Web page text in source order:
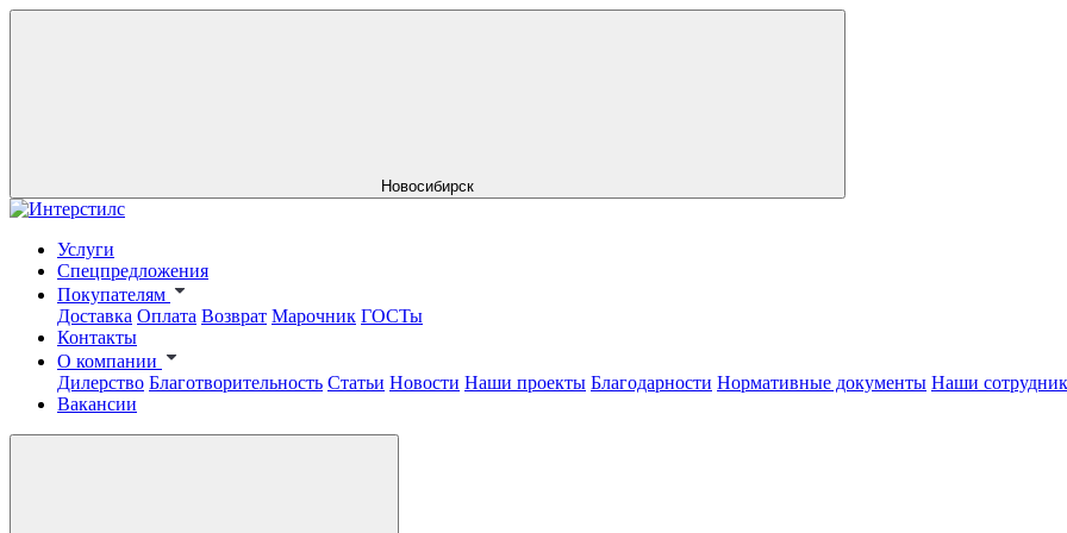
Новосибирск
Услуги
Спецпредложения
Покупателям
Доставка Оплата Возврат Марочник ГОСТы
Контакты
О компании
Дилерство Благотворительность Статьи Новости Наши проекты Благодарности Нормативные документы Наши
Вакансии